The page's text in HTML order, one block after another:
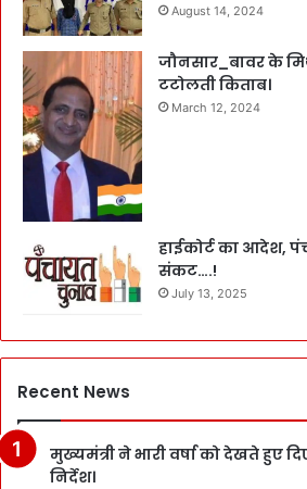
August 14, 2024
जौनसार_बावर के
टटोलती किताब।
March 12, 2024
हाईकोर्ट का आदेश,
संकट….!
July 13, 2025
Recent News
मुख्यमंत्री ने भारी वर्षा को देखते हुए
निर्देश।